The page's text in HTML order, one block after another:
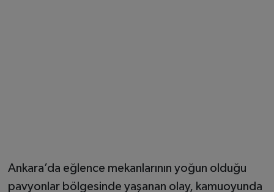
Ankara’da eğlence mekanlarının yoğun olduğu
pavyonlar bölgesinde yaşanan olay, kamuoyunda